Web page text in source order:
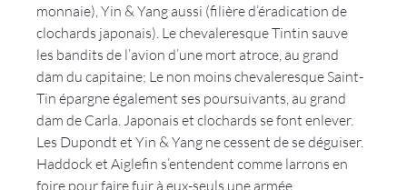
monnaie), Yin & Yang aussi (filière d’éradication de
clochards japonais). Le chevaleresque Tintin sauve
les bandits de l’avion d’une mort atroce, au grand
dam du capitaine; Le non moins chevaleresque Saint-
Tin épargne également ses poursuivants, au grand
dam de Carla. Japonais et clochards se font enlever.
Les Dupondt et Yin & Yang ne cessent de se déguiser.
Haddock et Aiglefin s’entendent comme larrons en
foire pour faire fuir à eux-seuls une armée